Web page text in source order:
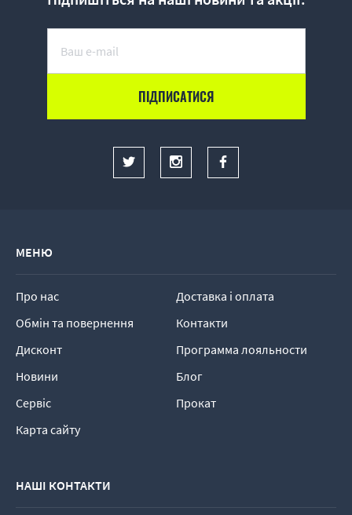
МЕНЮ
Про нас
Доставка і оплата
Обмін та повернення
Контакти
Дисконт
Программа лояльности
Новини
Блог
Сервіс
Прокат
Карта сайту
НАШІ КОНТАКТИ